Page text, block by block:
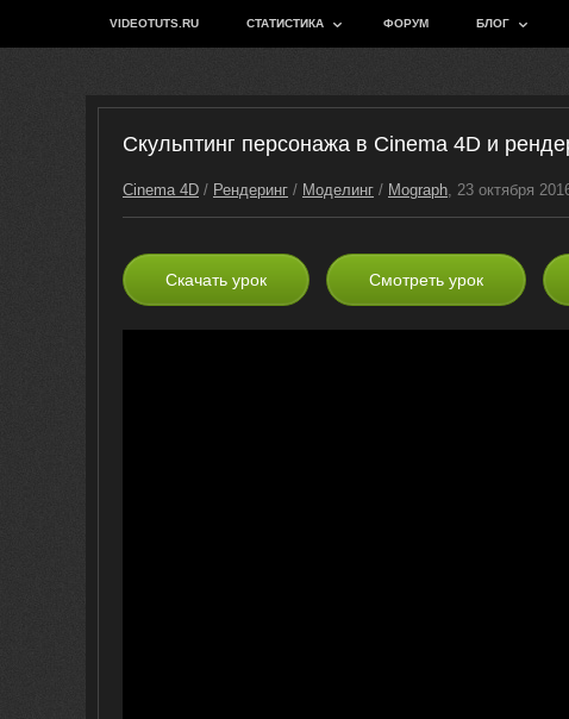
VIDEOTUTS.RU СТАТИСТИКА ФОРУМ БЛОГ
Скульптинг персонажа в Cinema 4D и
Cinema 4D / Рендеринг / Моделинг / Mograph, 23 октября
Скачать урок Смотреть урок